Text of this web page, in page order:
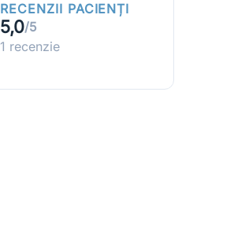
RECENZII PACIENȚI
5,0/5
1 recenzie